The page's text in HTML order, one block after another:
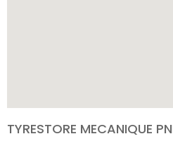
TYRESTORE MECANIQUE